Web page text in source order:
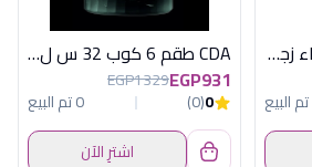
طبق تقديم وسط بغطاء زجاج من أكسفورد موديل QR2591
CDA طقم 6 كوب 32 س ل رمادى انتوشن
EGP931
EGP1329
0
(0)
0 تم البيع
اشترِ الآن